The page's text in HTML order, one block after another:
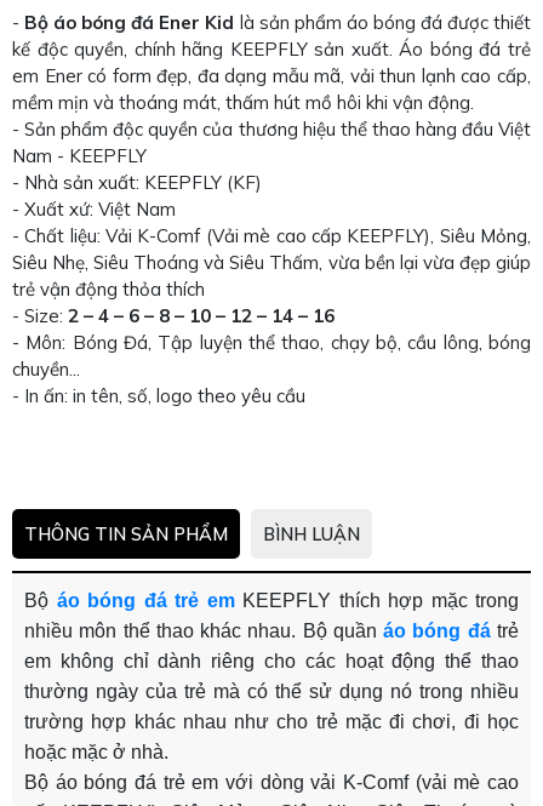
- Bộ áo bóng đá Ener Kid là sản phẩm áo bóng đá được thiết
kế độc quyền, chính hãng KEEPFLY sản xuất. Áo bóng đá trẻ
em Ener có form đẹp, đa dạng mẫu mã, vải thun lạnh cao cấp,
mềm mịn và thoáng mát, thấm hút mồ hôi khi vận động.
- Sản phẩm độc quyền của thương hiệu thể thao hàng đầu Việt
Nam - KEEPFLY
- Nhà sản xuất: KEEPFLY (KF)
- Xuất xứ: Việt Nam
- Chất liệu: Vải K-Comf (Vải mè cao cấp KEEPFLY), Siêu Mỏng,
Siêu Nhẹ, Siêu Thoáng và Siêu Thấm, vừa bền lại vừa đẹp giúp
trẻ vận động thỏa thích
- Size: 2 – 4 – 6 – 8 – 10 – 12 – 14 – 16
- Môn: Bóng Đá, Tập luyện thể thao, chạy bộ, cầu lông, bóng
chuyền...
- In ấn: in tên, số, logo theo yêu cầu
THÔNG TIN SẢN PHẨM BÌNH LUẬN
Bộ áo bóng đá trẻ emKEEPFLY thích hợp mặc trong
nhiều môn thể thao khác nhau. Bộ quầnáo bóng đátrẻ
em không chỉ dành riêng cho các hoạt động thể thao
thường ngày của trẻ mà có thể sử dụng nó trong nhiều
trường hợp khác nhau như cho trẻ mặc đi chơi, đi học
hoặc mặc ở nhà.
Bộ áo bóng đá trẻ em với dòng vải K-Comf (vải mè cao